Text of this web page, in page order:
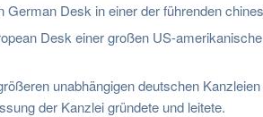
German Desk in einer der führenden
Desk einer großen US-
unabhängigen deutschen
der Kanzlei gründete und leitete.